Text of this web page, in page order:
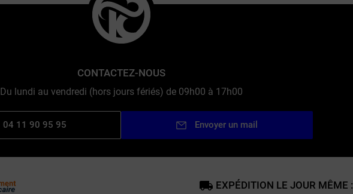
CONTACTEZ-NOUS
Du lundi au vendredi (hors jours fériés) de 09h00 à 17h00
04 11 90 95 95 Envoyer un mail
EXPÉDITION LE JOUR MÊME :